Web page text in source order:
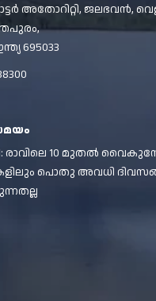
അതോറിറ്റി, ജലഭവൻ,
695033
രാവിലെ 10 മുതൽ
പൊതു അവധി